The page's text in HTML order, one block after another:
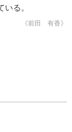
る。
《前田 有香》